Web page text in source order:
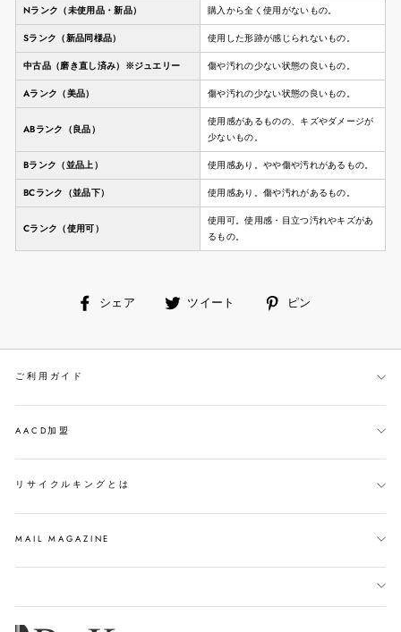
Nランク（未使用品・新品）
購入から全く使用がないもの。
Sランク（新品同様品） 使用した形跡が感じられないもの。
中古品（磨き直し済み）※ジュエリー 傷や汚れの少ない状態の良いもの。
Aランク（美品） 傷や汚れの少ない状態の良いもの。
ABランク（良品）
使用感があるものの、キズやダメージが
少ないもの。
Bランク（並品上） 使用感あり。やや傷や汚れがあるもの。
BCランク（並品下） 使用感あり。傷や汚れがあるもの。
Cランク（使用可）
使用可。使用感・目立つ汚れやキズがあ
るもの。
シェア
facebookツイート ピン
ご利用ガイド
AACD加盟
リサイクルキングとは
MAIL MAGAZINE